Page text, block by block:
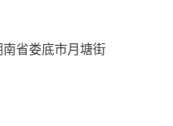
南省娄底市月塘街